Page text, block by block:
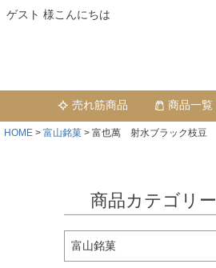
ゲスト 様こんにちは
売れ筋商品 商品一覧
HOME 富山銘菓 富也萬 射水ブラック枝豆
商品カテゴリー
富山銘菓